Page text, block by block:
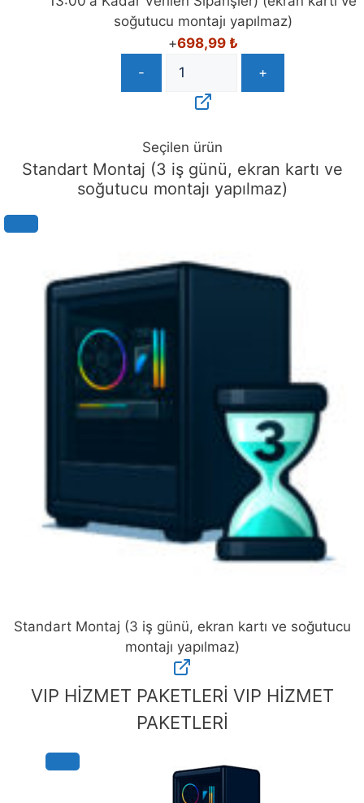
soğutucu montajı yapılmaz)
+698,99 ₺
-
+
Seçilen ürün
Standart Montaj (3 iş günü, ekran kartı ve
soğutucu montajı yapılmaz)
Standart Montaj (3 iş günü, ekran kartı ve soğutucu
montajı yapılmaz)
MontajVIP HİZMET PAKETLERİ VIP HİZMET
PAKETLERİ